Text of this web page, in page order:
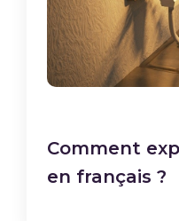
Comment
en français ?